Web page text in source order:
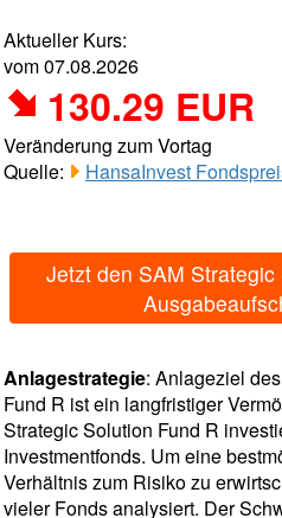
Aktueller Kurs:
vom 07.08.2026
130.29 EUR
Veränderung zum Vortag
Quelle:
HansaInvest
Jetzt den SAM
Anlagestrategie: Anlageziel
Fund R ist ein langfristiger
Strategic Solution Fund R
Investmentfonds. Um eine
Verhältnis zum Risiko zu
vieler Fonds analysiert. Der